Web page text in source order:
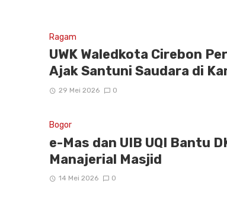
Ragam
UWK Waledkota Cirebon
Ajak Santuni Saudara di
29 Mei 2026 0
Bogor
e-Mas dan UIB UQI Bantu
Manajerial Masjid
14 Mei 2026 0